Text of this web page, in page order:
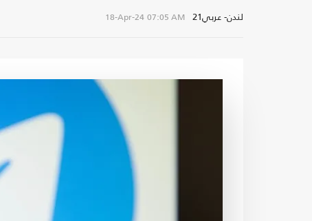
لندن- عربي21 18-Apr-24 07:05 AM